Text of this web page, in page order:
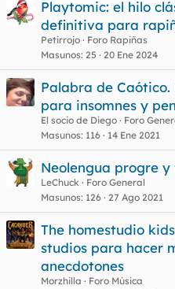
Playtomic: el hilo
definitiva para
Petirrojo
Foro Rapiñas
Masunos 25 20 Ene 2024
Palabra de Caótico.
para insomnes y
El socio de Diego
Foro
Masunos 116 14 Ene 2021
Neolengua progre
LeChuck
Foro General
Masunos 126 27 Ago 2021
The homestudio
studios para hacer
anecdotones
Morzhilla
Foro Música